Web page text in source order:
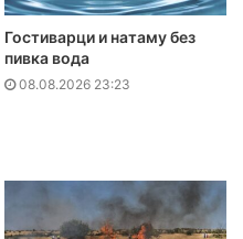
Гостиварци и натаму без
пивка вода
08.08.2026 23:23